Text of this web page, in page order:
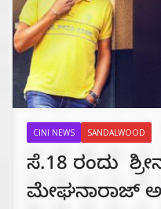
CINI NEWS SANDALWOOD
ಸೆ.18 ರಂದು
ಮೇಘನಾರಾಜ್